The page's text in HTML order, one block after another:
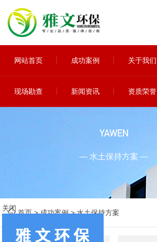
网站首页 成功案例 关于我们
现场勘查 新闻资讯 资质荣誉
YAWEN
— 水土保持方案 —
首页>成功案例>水土保持方案
关闭